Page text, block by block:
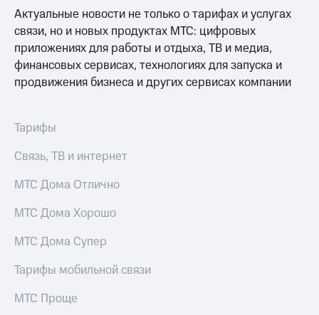
Актуальные новости не только о тарифах и услугах
связи, но и новых продуктах МТС: цифровых
приложениях для работы и отдыха, ТВ и медиа,
финансовых сервисах, технологиях для запуска и
продвижения бизнеса и других сервисах компании
Тарифы
Связь, ТВ и интернет
МТС Дома Отлично
МТС Дома Хорошо
МТС Дома Супер
Тарифы мобильной связи
МТС Проще